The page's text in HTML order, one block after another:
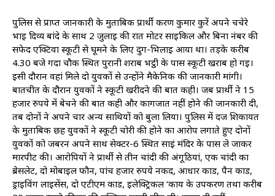
पुलिस से प्राप्त जानकारी के मुताबिक प्रार्थी करण कुमार कुरें अपने चचेरे
भाई दिव्य बांदे के साथ 2 जुलाई की रात मोटर साइकिल और बिना नंबर की
सफेद एक्टिवा स्कूटी से घूमने के लिए दुर्ग-भिलाई आया था। तड़के करीब
4.30 बजे गदा चौक स्थित पुरानी शराब भट्ठी के पास स्कूटी खराब हो गई।
इसी दौरान वहां मिले दो युवकों से उन्होंने मैकेनिक की जानकारी मांगी।
बातचीत के दौरान युवकों ने स्कूटी खरीदने की बात कही। जब प्रार्थी ने 15
हजार रुपये में बेचने की बात कही और कागजात नहीं होने की जानकारी दी,
तब दोनों ने अपने चार अन्य साथियों को बुला लिया। पुलिस में दर्ज शिकायत
के मुताबिक छह युवकों ने स्कूटी चोरी की होने का आरोप लगाते हुए दोनों
युवकों को जबरन अपने साथ सेक्टर-6 स्थित साईं मंदिर के पास ले जाकर
मारपीट की। आरोपियों ने प्रार्थी से तीन चांदी की अंगूठियां, एक चांदी का
ब्रेसलेट, दो मोबाइल फौन, पांच हजार रुपये नकद, आधार कार्ड, पैन कार्ड,
ड्राइविंग लाइसेंस, दो एटीएम कार्ड, इलेक्ट्रिकल ‘कार्य के उपकरण तथा करीब